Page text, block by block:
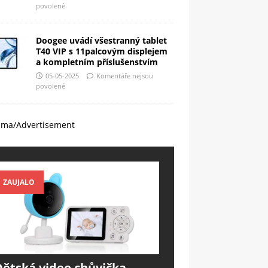
povolené
Doogee uvádí všestranný tablet
T40 VIP s 11palcovým displejem
a kompletním příslušenstvím
05-05-2025
Komentáře nejsou
povolené
Advertisement
ZAUJALO